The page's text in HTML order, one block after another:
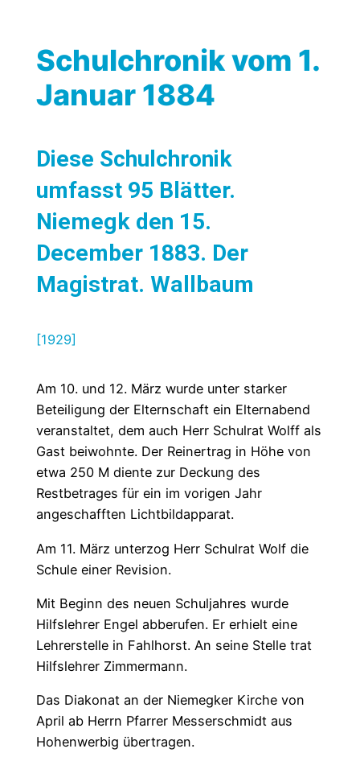
Schulchronik vom 1.
Januar 1884
Diese Schulchronik
umfasst 95 Blätter.
Niemegk den 15.
December 1883. Der
Magistrat. Wallbaum
[1929]
Am 10. und 12. März wurde unter starker
Beteiligung der Elternschaft ein Elternabend
veranstaltet, dem auch Herr Schulrat Wolff als
Gast beiwohnte. Der Reinertrag in Höhe von
etwa 250 M diente zur Deckung des
Restbetrages für ein im vorigen Jahr
angeschafften Lichtbildapparat.
Am 11. März unterzog Herr Schulrat Wolf die
Schule einer Revision.
Mit Beginn des neuen Schuljahres wurde
Hilfslehrer Engel abberufen. Er erhielt eine
Lehrerstelle in Fahlhorst. An seine Stelle trat
Hilfslehrer Zimmermann.
Das Diakonat an der Niemegker Kirche von
April ab Herrn Pfarrer Messerschmidt aus
Hohenwerbig übertragen.